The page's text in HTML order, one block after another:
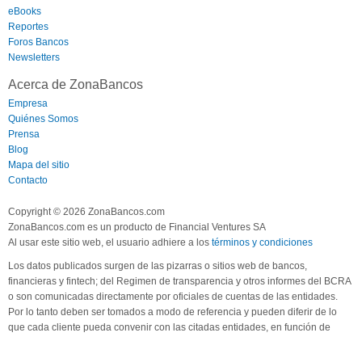
eBooks
Reportes
Foros Bancos
Newsletters
Acerca de ZonaBancos
Empresa
Quiénes Somos
Prensa
Blog
Mapa del sitio
Contacto
Copyright © 2026 ZonaBancos.com
ZonaBancos.com es un producto de Financial Ventures SA
Al usar este sitio web, el usuario adhiere a los términos y condiciones
Los datos publicados surgen de las pizarras o sitios web de bancos,
financieras y fintech; del Regimen de transparencia y otros informes del BCRA
o son comunicadas directamente por oficiales de cuentas de las entidades.
Por lo tanto deben ser tomados a modo de referencia y pueden diferir de lo
que cada cliente pueda convenir con las citadas entidades, en función de